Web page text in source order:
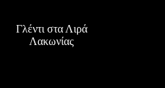
Γλέντι στα Λιρά
Λακωνίας